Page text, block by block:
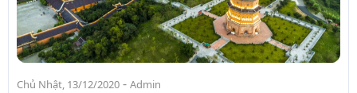
Chủ Nhật, 13/12/2020 - Admin